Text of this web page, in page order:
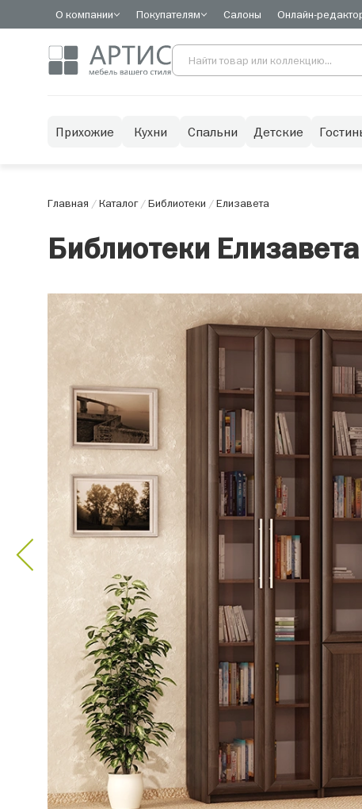
О компании Покупателям Салоны Онлайн-
Прихожие Кухни Спальни Детские
Главная /Каталог/Библиотеки /Елизавета
Библиотеки Елизавета